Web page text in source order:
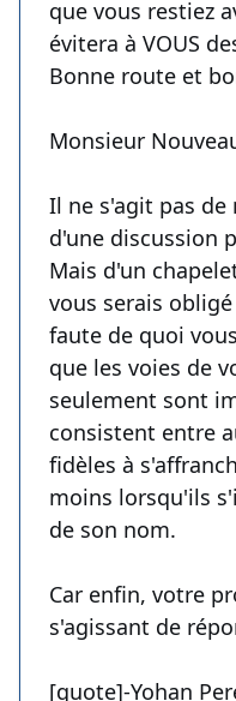
que vous restiez
évitera à VOUS
Bonne route et
Monsieur
Il ne s'agit pas
d'une discussion
Mais d'un
vous serais
faute de quoi
que les voies de
seulement sont
consistent entre
fidèles à
moins lorsqu'ils
de son nom.
Car enfin, votre
s'agissant de
[quote]-Yohan